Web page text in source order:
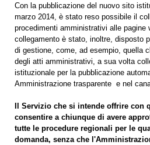
Con la pubblicazione del nuovo sito
marzo 2014, è stato reso possibile il
procedimenti amministrativi alle pagine
collegamento è stato, inoltre, disposto
di gestione, come, ad esempio, quella
degli atti amministrativi, a sua volta
istituzionale per la pubblicazione
Amministrazione trasparente e nel
Il Servizio che si intende offrire con
consentire a chiunque di avere
tutte le procedure regionali per le
domanda, senza che